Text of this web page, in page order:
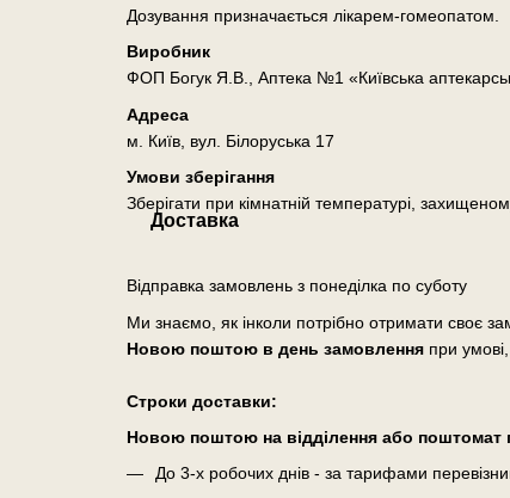
Дозування призначається лікарем-гомеопатом.
Виробник
ФОП Богук Я.В., Аптека №1 «Київська
Адреса
м. Київ, вул. Білоруська 17
Умови зберігання
Зберігати при кімнатній температурі,
Доставка
Відправка замовлень з понеділка по суботу
Ми знаємо, як інколи потрібно отримати своє
Новою поштою в день замовленняпри умові,
Cтроки доставки:
Новою поштою на відділення або поштомат
До 3-х робочих днів - за тарифами